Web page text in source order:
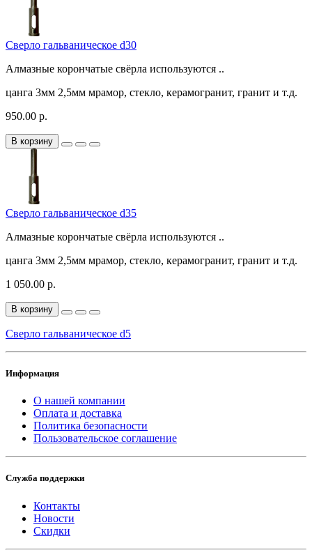
Сверло гальваническое d30
Алмазные корончатые свёрла используются ..
цанга 3мм 2,5мм мрамор, стекло, керамогранит, гранит и т.д.
950.00 р.
В корзину
Сверло гальваническое d35
Алмазные корончатые свёрла используются ..
цанга 3мм 2,5мм мрамор, стекло, керамогранит, гранит и т.д.
1 050.00 р.
В корзину
Сверло гальваническое d5
Информация
О нашей компании
Оплата и доставка
Политика безопасности
Пользовательское соглашение
Служба поддержки
Контакты
Новости
Скидки